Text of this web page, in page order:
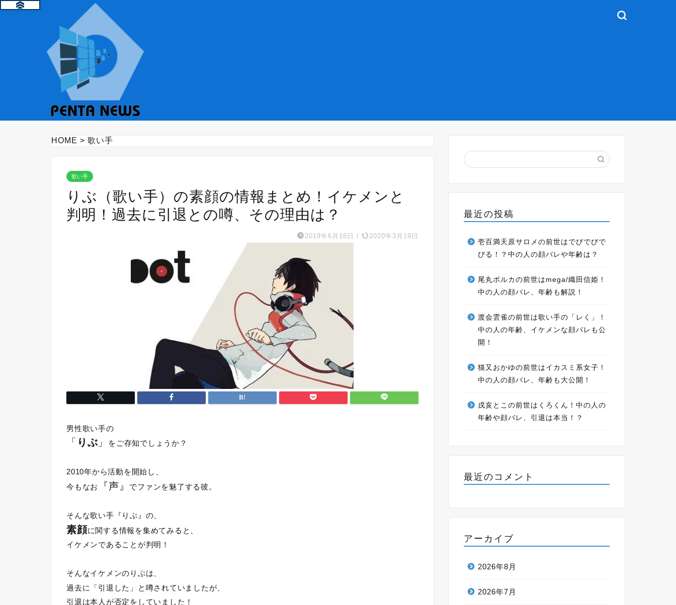
HOME > 歌い手
歌い手
りぶ（歌い手）の素顔の情報まとめ！イケメンと
判明！過去に引退との噂、その理由は？
2019年6月18日 / 2020年3月19日
男性歌い手の
「 りぶ 」 をご存知でしょうか？
2010年から活動を開始し、
今もなお
『声』 でファンを魅了する彼。
そんな歌い手『りぶ』の、
素顔に関する情報を集めてみると、
イケメンであることが判明！
そんなイケメンのりぶは、
過去に「引退した」と噂されていましたが、
引退は本人が否定をしていました！
最近の投稿
壱百満天原サロメの前世はでびでびで
びる！？中の人の顔バレや年齢は？
尾丸ポルカの前世はmega/織田信姫！
中の人の顔バレ、年齢も解説！
渡会雲雀の前世は歌い手の「レく」！
中の人の年齢、イケメンな顔バレも公
開！
猫又おかゆの前世はイカスミ系女子！
中の人の顔バレ、年齢も大公開！
戌亥とこの前世はくろくん！中の人の
年齢や顔バレ、引退は本当！？
最近のコメント
アーカイブ
2026年8月
2026年7月